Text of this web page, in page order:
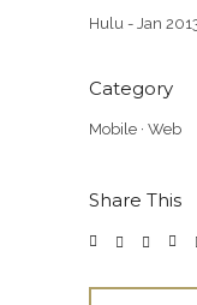
Hulu - Jan
Category
Mobile · Web
Share This